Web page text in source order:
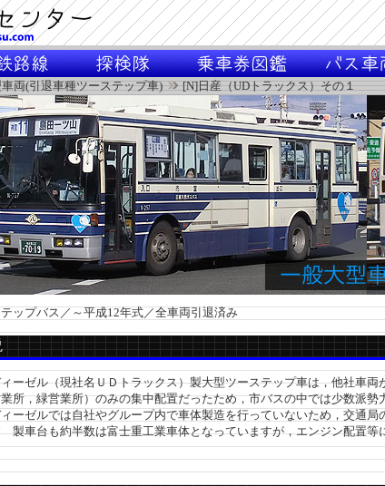
両(引退車種ツーステップ車) [N]日産（UDトラックス）その１
プバス／～平成12年式／全車両引退済み
ゼル（現社名ＵＤトラックス）製大型ツーステップ車は，他社車両
所，緑営業所）のみの集中配置だったため，市バスの中では少数派勢
ゼルでは自社やグループ内で車体製造を行っていないため，交通局
製車台も約半数は富士重工業車体となっていますが，エンジン配置等